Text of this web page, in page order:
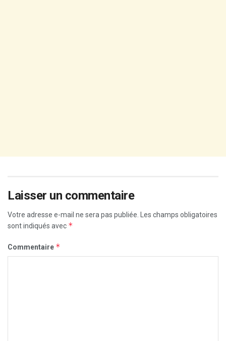
Laisser un commentaire
Votre adresse e-mail ne sera pas publiée.
Les champs obligatoires
sont indiqués avec *
Commentaire *